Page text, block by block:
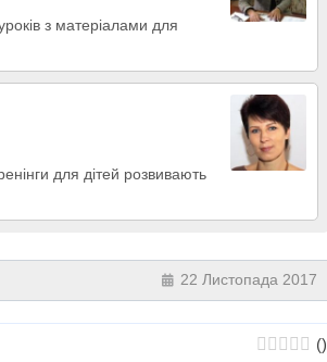
з матеріалами для
для дітей розвивають
22 Листопада 2017
()